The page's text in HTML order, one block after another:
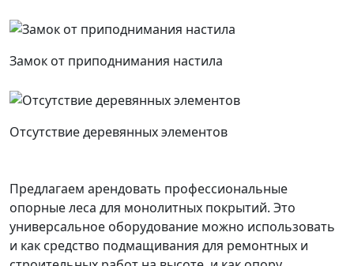
Замок от приподнимания настила
Отсутствие деревянных элементов
Предлагаем арендовать профессиональные
опорные леса для монолитных покрытий. Это
универсальное оборудование можно использовать
и как средство подмащивания для ремонтных и